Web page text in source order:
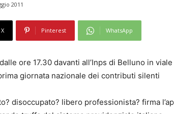
2011
X Pinterest WhatsApp
ore 17.30 davanti all’Inps di Belluno in
giornata nazionale dei contributi silenti
disoccupato? libero professionista? firma